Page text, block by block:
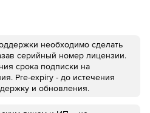
необходимо сделать
серийный номер лицензии.
срока подписки на
Pre-expiry - до истечения
и обновления.